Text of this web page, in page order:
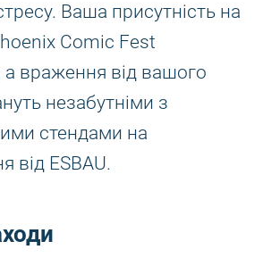
Ваша присутність на
Comic Fest
а враження від вашого
незабутніми з
стендами на
від ESBAU.